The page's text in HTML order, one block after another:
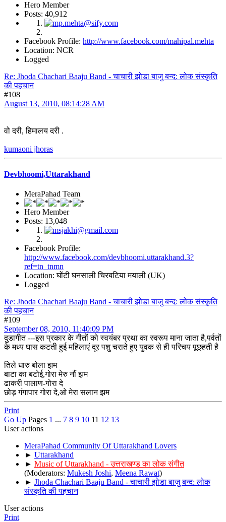
Hero Member
Posts: 40,912
Facebook Profile: http://www.facebook.com/mahipal.mehta
Location: NCR
Logged
Re: Jhoda Chachari Baaju Band - चाचारी झोडा बाजु बन्द: लोक संस्कृति
की पहचान
#108
August 13, 2010, 08:14:28 AM
वो दरी, हिमालय दरी .
kumaoni jhoras
Devbhoomi,Uttarakhand
MeraPahad Team
Hero Member
Posts: 13,048
Facebook Profile:
http://www.facebook.com/devbhoomi.uttarakhand.3?
ref=tn_tnmn
Location: घोंटी घनसाली चिरबटिया मयाली (UK)
Logged
Re: Jhoda Chachari Baaju Band - चाचारी झोडा बाजु बन्द: लोक संस्कृति
की पहचान
#109
September 08, 2010, 11:40:09 PM
दुडागीत ---इस प्रकार के गीतों को स्वयंबर प्रथा का स्वरूप माना जाता है,पर्वतों
के मध्य घास कटती हुई महिलाएं दूर पशु चराते हुए युवक से ही परिचय पूछ्हती है
तिले धारु बोला झम
बाटा का बटोई,गोरा मेरु नौं झम
ढाकरी पालाण-गोरा दे
छोड़ गंगापार गोरा दे,ओ मेरा सलान झम
Print
Go Up Pages 1 ... 7 8 9 10 11 12 13
User actions
MeraPahad Community Of Uttarakhand Lovers
► Uttarakhand
► Music of Uttarakhand - उत्तराखण्ड का लोक संगीत
(Moderators: Mukesh Joshi, Meena Rawat)
► Jhoda Chachari Baaju Band - चाचारी झोडा बाजु बन्द: लोक
संस्कृति की पहचान
User actions
Print